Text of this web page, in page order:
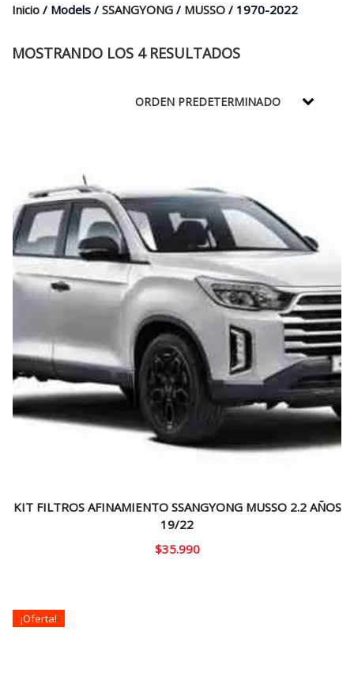
Inicio / Models / SSANGYONG / MUSSO / 1970-2022
MOSTRANDO LOS 4 RESULTADOS
KIT FILTROS AFINAMIENTO SSANGYONG MUSSO 2.2 AÑOS
19/22
$35.990
¡Oferta!